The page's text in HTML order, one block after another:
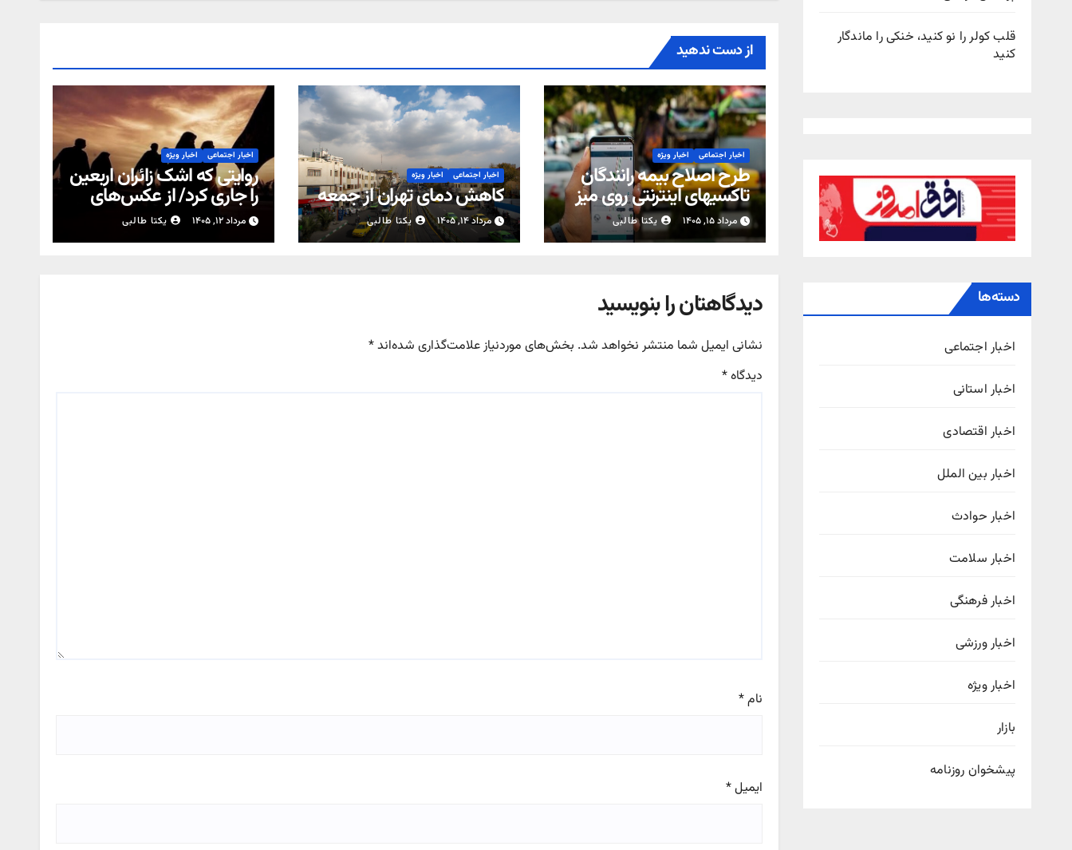
قلب کولر را نو کنید، خنکی را ماندگار
کنید
دسته‌ها
اخبار اجتماعی
اخبار استانی
اخبار اقتصادی
اخبار بین الملل
اخبار حوادث
اخبار سلامت
اخبار فرهنگی
اخبار ورزشی
اخبار ویژه
بازار
پیشخوان روزنامه
از دست ندهید
اخبار اجتماعی اخبار ویژه
طرح اصلاح بیمه رانندگان
تاکسیهای اینترنتی روی میز
مجلس
مرداد ۱۵, ۱۴۰۵ یکتا طالبی
اخبار اجتماعی اخبار ویژه
کاهش دمای تهران از جمعه
مرداد ۱۴, ۱۴۰۵ یکتا طالبی
اخبار اجتماعی اخبار ویژه
روایتی که اشک زائران اربعین
را جاری کرد/ از عکس‌های
کودکی تا نام شهدا
مرداد ۱۲, ۱۴۰۵ یکتا طالبی
دیدگاهتان را بنویسید
نشانی ایمیل شما منتشر نخواهد شد. بخش‌های موردنیاز علامت‌گذاری شده‌اند*
دیدگاه*
نام*
ایمیل*